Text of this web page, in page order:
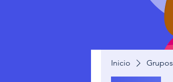
Inicio Grupos